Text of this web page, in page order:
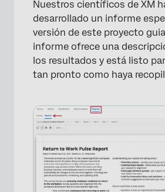
Nuestros científicos de XM
desarrollado un informe
versión de este proyecto
informe ofrece una
los resultados y está listo
tan pronto como haya